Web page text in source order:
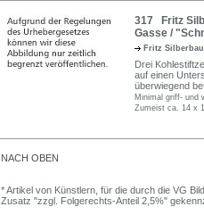
317 Fritz
Gasse /
Fritz
Drei
auf einen
überwiegend
Minimal griff- und
Zumeist ca. 14 x
NACH OBEN
* Artikel von Künstlern, für die durch die VG
Zusatz "zzgl. Folgerechts-Anteil 2,5%"